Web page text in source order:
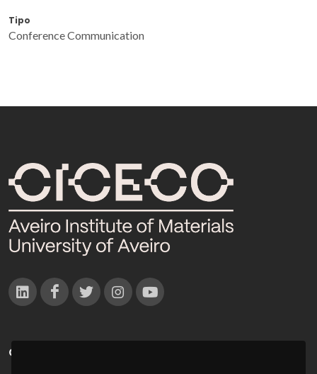
Tipo
Conference Communication
CONTACTOS